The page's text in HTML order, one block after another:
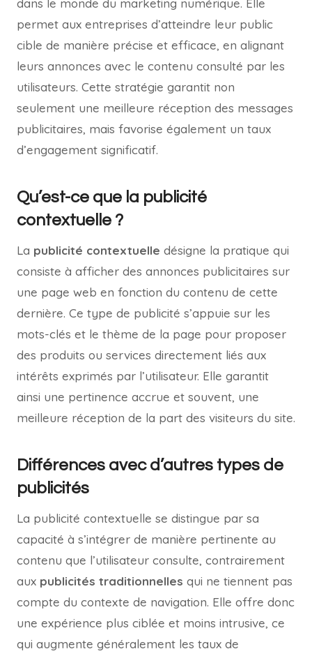
permet aux entreprises d’atteindre leur public
cible de manière précise et efficace, en alignant
leurs annonces avec le contenu consulté par les
utilisateurs. Cette stratégie garantit non
seulement une meilleure réception des messages
publicitaires, mais favorise également un taux
d’engagement significatif.
Qu’est-ce que la publicité
contextuelle ?
La publicité contextuelle désigne la pratique qui
consiste à afficher des annonces publicitaires sur
une page web en fonction du contenu de cette
dernière. Ce type de publicité s’appuie sur les
mots-clés et le thème de la page pour proposer
des produits ou services directement liés aux
intérêts exprimés par l’utilisateur. Elle garantit
ainsi une pertinence accrue et souvent, une
meilleure réception de la part des visiteurs du site.
Différences avec d’autres types de
publicités
La publicité contextuelle se distingue par sa
capacité à s’intégrer de manière pertinente au
contenu que l’utilisateur consulte, contrairement
aux publicités traditionnelles qui ne tiennent pas
compte du contexte de navigation. Elle offre donc
une expérience plus ciblée et moins intrusive, ce
qui augmente généralement les taux de